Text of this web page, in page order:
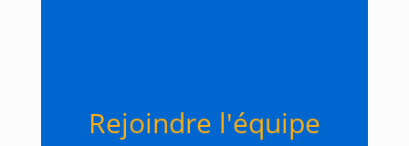
Rejoindre l'équipe